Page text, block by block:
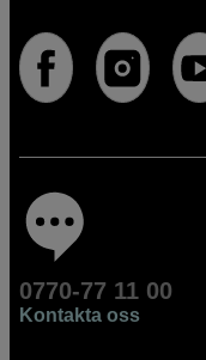
0770-77 11 00
Kontakta oss